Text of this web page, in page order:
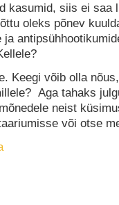
kasumid, siis ei saa
oleks põnev
ja
Keegi võib olla
Aga tahaks
neist
või otse